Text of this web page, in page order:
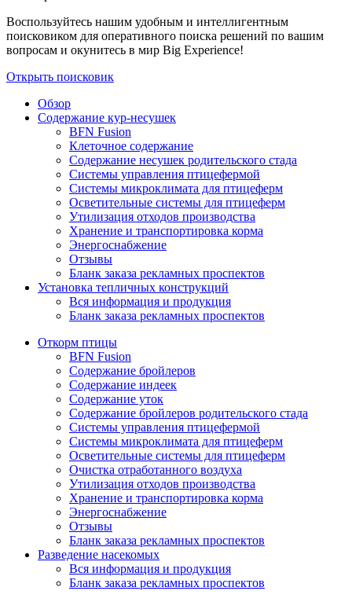
Воспользуйтесь нашим удобным и интеллигентным
поисковиком для оперативного поиска решений по вашим
вопросам и окунитесь в мир Big Experience!
Открыть поисковик
Обзор
Содержание кур-несушек
BFN Fusion
Клеточное содержание
Содержание несушек родительского стада
Системы управления птицефермой
Системы микроклимата для птицеферм
Осветительные системы для птицеферм
Утилизация отходов производства
Хранение и транспортировка корма
Энергоснабжение
Отзывы
Бланк заказа рекламных проспектов
Установка тепличных конструкций
Вся информация и продукция
Бланк заказа рекламных проспектов
Откорм птицы
BFN Fusion
Содержание бройлеров
Содержание индеек
Содержание уток
Содержание бройлеров родительского стада
Системы управления птицефермой
Системы микроклимата для птицеферм
Осветительные системы для птицеферм
Очистка отработанного воздуха
Утилизация отходов производства
Хранение и транспортировка корма
Энергоснабжение
Отзывы
Бланк заказа рекламных проспектов
Разведение насекомых
Вся информация и продукция
Бланк заказа рекламных проспектов